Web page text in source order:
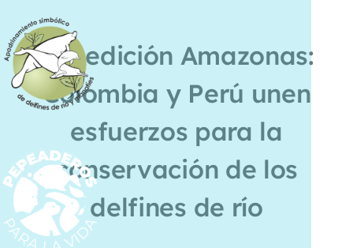
Expedición Amazonas:
Colombia y Perú unen
esfuerzos para la
conservación de los
delfines de río